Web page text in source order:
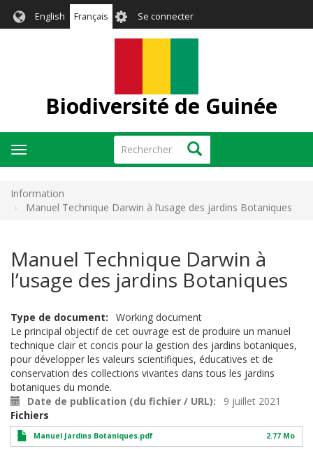
English Français User
account
Se connecter
Biodiversité de Guinée
Rechercher Rechercher
Toggle
navigation
Information
Manuel Technique Darwin à l’usage des jardins Botaniques
Manuel Technique Darwin à
l’usage des jardins Botaniques
Type de document
Working document
Le principal objectif de cet ouvrage est de produire un manuel
technique clair et concis pour la gestion des jardins botaniques,
pour développer les valeurs scientifiques, éducatives et de
conservation des collections vivantes dans tous les jardins
botaniques du monde.
Date de publication (du fichier / URL)
9 juillet 2021
Fichiers
Manuel Jardins Botaniques.pdf 2.77 Mo